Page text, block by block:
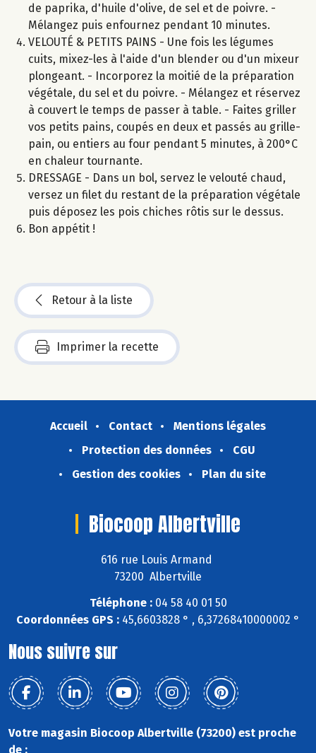
de paprika, d'huile d'olive, de sel et de poivre. -
Mélangez puis enfournez pendant 10 minutes.
VELOUTÉ & PETITS PAINS - Une fois les légumes
cuits, mixez-les à l'aide d'un blender ou d'un mixeur
plongeant. - Incorporez la moitié de la préparation
végétale, du sel et du poivre. - Mélangez et réservez
à couvert le temps de passer à table. - Faites griller
vos petits pains, coupés en deux et passés au grille-
pain, ou entiers au four pendant 5 minutes, à 200°C
en chaleur tournante.
DRESSAGE - Dans un bol, servez le velouté chaud,
versez un filet du restant de la préparation végétale
puis déposez les pois chiches rôtis sur le dessus.
Bon appétit !
Retour à la liste
Imprimer la recette
Accueil Contact
Mentions légales
Protection des données
CGU
Gestion des cookies
Plan du site
Biocoop Albertville
616 rue Louis Armand
73200 Albertville
Téléphone :04 58 40 01 50
Coordonnées GPS : 45,6603828 ° , 6,37268410000002 °
Nous suivre sur
Votre magasin Biocoop Albertville (73200) est proche
de :